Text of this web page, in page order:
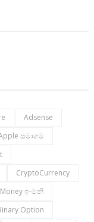
Adsense
සමාගම
CryptoCurrency
Money ඉ-මනි
Option